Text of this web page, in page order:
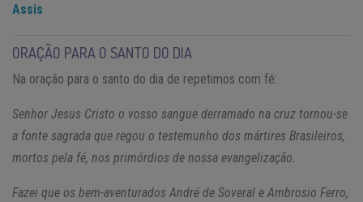
Assis
ORAÇÃO PARA O SANTO DO DIA
Na oração para o santo do dia de repetimos com fé:
Senhor Jesus Cristo o vosso sangue derramado na cruz tornou-se
a fonte sagrada que regou o testemunho dos mártires Brasileiros,
mortos pela fé, nos primórdios de nossa evangelização.
Fazei que os bem-aventurados André de Soveral e Ambrosio Ferro,